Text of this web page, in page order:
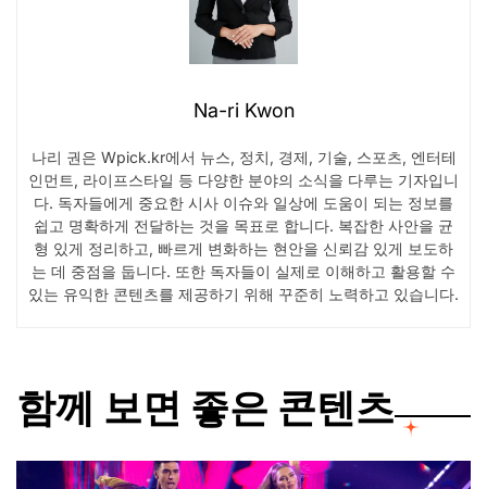
Na-ri Kwon
나리 권은 Wpick.kr에서 뉴스, 정치, 경제, 기술, 스포츠, 엔터테
인먼트, 라이프스타일 등 다양한 분야의 소식을 다루는 기자입니
다. 독자들에게 중요한 시사 이슈와 일상에 도움이 되는 정보를
쉽고 명확하게 전달하는 것을 목표로 합니다. 복잡한 사안을 균
형 있게 정리하고, 빠르게 변화하는 현안을 신뢰감 있게 보도하
는 데 중점을 둡니다. 또한 독자들이 실제로 이해하고 활용할 수
있는 유익한 콘텐츠를 제공하기 위해 꾸준히 노력하고 있습니다.
함께 보면 좋은 콘텐츠